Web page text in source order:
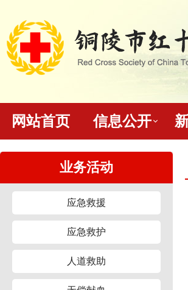
网站首页 信息公开
业务活动
应急救援
应急救护
人道救助